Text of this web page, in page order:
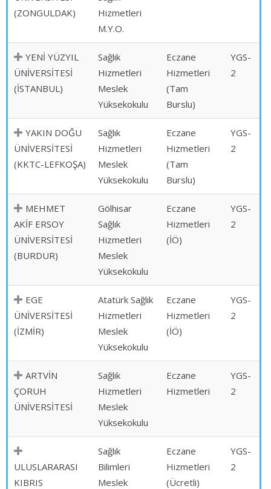
(ZONGULDAK)
Hizmetleri
M.Y.O.
YENİ YÜZYIL
ÜNİVERSİTESİ
(İSTANBUL)
Sağlık
Hizmetleri
Meslek
Yüksekokulu
Eczane
Hizmetleri
(Tam
Burslu)
YGS-
2
YAKIN DOĞU
ÜNİVERSİTESİ
(KKTC-LEFKOŞA)
Sağlık
Hizmetleri
Meslek
Yüksekokulu
Eczane
Hizmetleri
(Tam
Burslu)
YGS-
2
MEHMET
AKİF ERSOY
ÜNİVERSİTESİ
(BURDUR)
Gölhisar
Sağlık
Hizmetleri
Meslek
Yüksekokulu
Eczane
Hizmetleri
(İÖ)
YGS-
2
EGE
ÜNİVERSİTESİ
(İZMİR)
Atatürk Sağlık
Hizmetleri
Meslek
Yüksekokulu
Eczane
Hizmetleri
(İÖ)
YGS-
2
ARTVİN
ÇORUH
ÜNİVERSİTESİ
Sağlık
Hizmetleri
Meslek
Yüksekokulu
Eczane
Hizmetleri
YGS-
2
ULUSLARARASI
KIBRIS
Sağlık
Bilimleri
Meslek
Eczane
Hizmetleri
(Ücretli)
YGS-
2